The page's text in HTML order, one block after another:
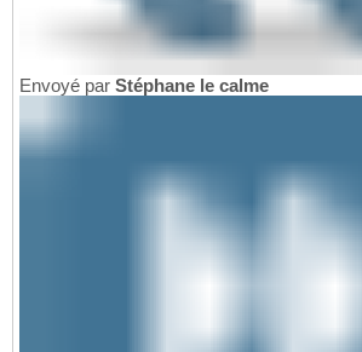
Envoyé par Stéphane le calme